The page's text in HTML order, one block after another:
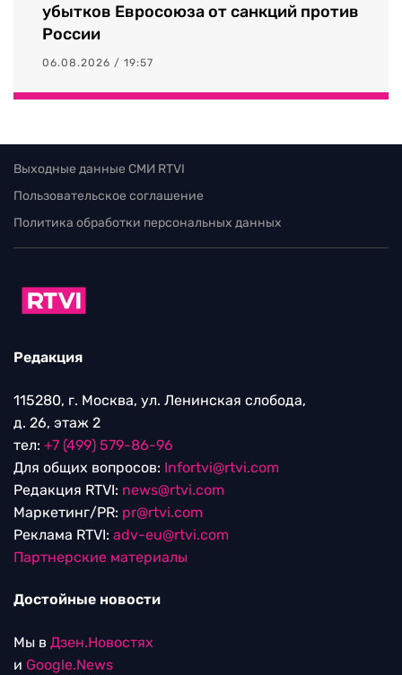
убытков Евросоюза от санкций против
России
06.08.2026 / 19:57
Выходные данные СМИ RTVI
Пользовательское соглашение
Политика обработки персональных данных
Редакция
115280, г. Москва, ул. Ленинская слобода,
д. 26, этаж 2
тел: +7 (499) 579-86-96
Для общих вопросов: Infortvi@rtvi.com
Редакция RTVI: news@rtvi.com
Маркетинг/PR: pr@rtvi.com
Реклама RTVI: adv-eu@rtvi.com
Партнерские материалы
Достойные новости
Мы в Дзен.Новостях
и Google.News